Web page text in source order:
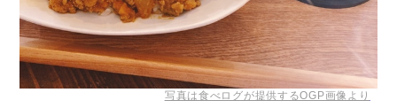
写真は食べログが提供するOGP画像より